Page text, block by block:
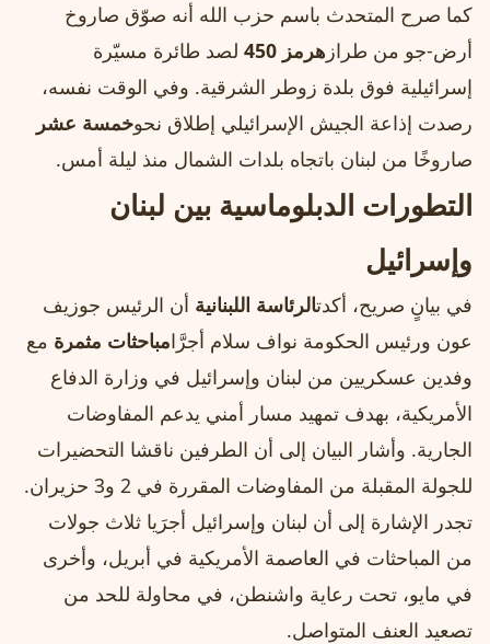
كما صرح المتحدث باسم حزب الله أنه صوّق صاروخ
أرض-جو من طراز هرمز 450
لصد طائرة مسيّرة
إسرائيلية فوق بلدة زوطر الشرقية. وفي الوقت نفسه،
رصدت إذاعة الجيش الإسرائيلي إطلاق نحوخمسة عشر
صاروخًا من لبنان باتجاه بلدات الشمال منذ ليلة أمس.
التطورات الدبلوماسية بين لبنان
وإسرائيل
في بيانٍ صريح، أكدتالرئاسة اللبنانية أن الرئيس جوزيف
عون ورئيس الحكومة نواف سلام أجرَّامباحثات مثمرة مع
وفدين عسكريين من لبنان وإسرائيل في وزارة الدفاع
الأمريكية، بهدف تمهيد مسار أمني يدعم المفاوضات
الجارية. وأشار البيان إلى أن الطرفين ناقشا التحضيرات
للجولة المقبلة من المفاوضات المقررة في 2 و3 حزيران.
تجدر الإشارة إلى أن لبنان وإسرائيل أجرَيا ثلاث جولات
من المباحثات في العاصمة الأمريكية في أبريل، وأخرى
في مايو، تحت رعاية واشنطن، في محاولة للحد من
تصعيد العنف المتواصل.